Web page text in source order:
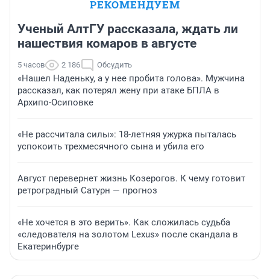
РЕКОМЕНДУЕМ
Ученый АлтГУ рассказала, ждать ли
нашествия комаров в августе
5 часов 2 186 Обсудить
«Нашел Наденьку, а у нее пробита голова». Мужчина
рассказал, как потерял жену при атаке БПЛА в
Архипо-Осиповке
«Не рассчитала силы»: 18-летняя ужурка пыталась
успокоить трехмесячного сына и убила его
Август перевернет жизнь Козерогов. К чему готовит
ретроградный Сатурн — прогноз
«Не хочется в это верить». Как сложилась судьба
«следователя на золотом Lexus» после скандала в
Екатеринбурге